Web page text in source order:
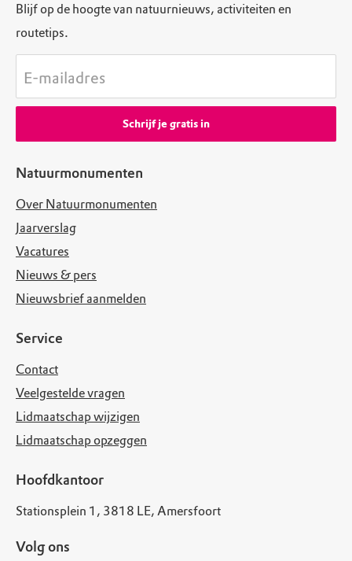
Natuurmonumenten
Over Natuurmonumenten
Jaarverslag
Vacatures
Nieuws & pers
Nieuwsbrief aanmelden
Service
Contact
Veelgestelde vragen
Lidmaatschap wijzigen
Lidmaatschap opzeggen
Hoofdkantoor
Stationsplein 1, 3818 LE, Amersfoort
Volg ons
Blijf op de hoogte van natuurnieuws, activiteiten en
routetips.
E-mailadres
Schrijf je gratis in